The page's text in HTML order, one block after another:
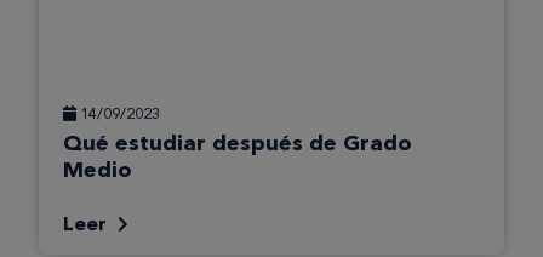
14/09/2023
Qué estudiar después de Grado
Medio
Leer